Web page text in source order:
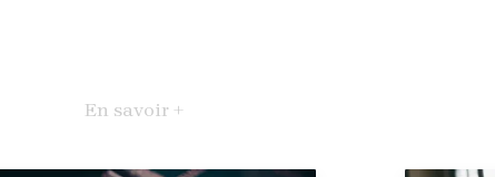
En savoir +